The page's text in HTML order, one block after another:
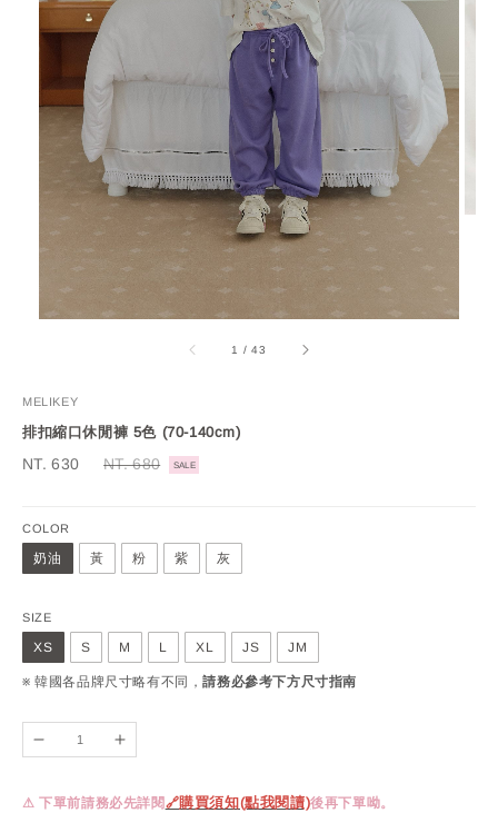
1 /43
MELIKEY
排扣縮口休閒褲 5色 (70-140cm)
Sale
NT. 630
Regular
NT. 680 SALE
COLOR
奶油 黃 粉 紫 灰
SIZE
XS S M L XL JS JM
※ 韓國各品牌尺寸略有不同，請務必參考下方尺寸指南
⚠ 下單前請務必先詳閱🔗購買須知(點我閱讀)後再下單呦。